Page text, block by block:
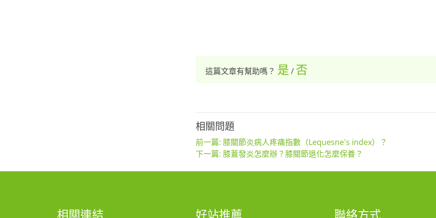
這篇文章有幫助嗎？ 是 / 否
相關問題
前一篇: 膝關節炎病人疼痛指數（Lequesne's index）？
下一篇: 膝蓋發炎怎麼辦？膝關節退化怎麼保養？
相關連結 好站推薦 聯絡方式